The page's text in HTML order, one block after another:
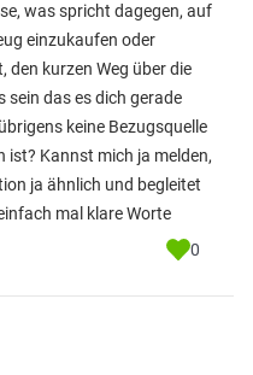
was spricht dagegen, auf
einzukaufen oder
den kurzen Weg über die
sein das es dich gerade
keine Bezugsquelle
ist? Kannst mich ja melden,
ja ähnlich und begleitet
mal klare Worte
0